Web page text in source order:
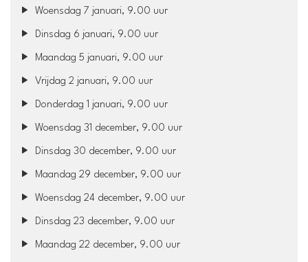
Woensdag 7 januari, 9.00 uur
Dinsdag 6 januari, 9.00 uur
Maandag 5 januari, 9.00 uur
Vrijdag 2 januari, 9.00 uur
Donderdag 1 januari, 9.00 uur
Woensdag 31 december, 9.00 uur
Dinsdag 30 december, 9.00 uur
Maandag 29 december, 9.00 uur
Woensdag 24 december, 9.00 uur
Dinsdag 23 december, 9.00 uur
Maandag 22 december, 9.00 uur